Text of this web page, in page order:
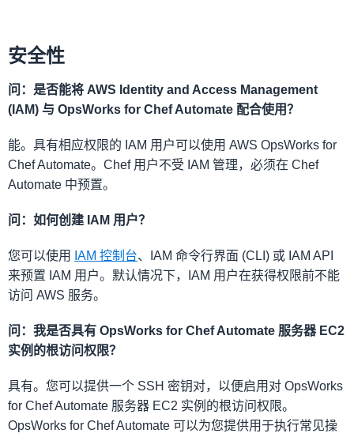
安全性
问：是否能将 AWS Identity and Access Management
(IAM) 与 OpsWorks for Chef Automate 配合使用？
能。具有相应权限的 IAM 用户可以使用 AWS OpsWorks for
Chef Automate。Chef 用户不受 IAM 管理，必须在 Chef
Automate 中预置。
问：如何创建 IAM 用户？
您可以使用 IAM 控制台、IAM 命令行界面 (CLI) 或 IAM API
来预置 IAM 用户。默认情况下，IAM 用户在获得权限前不能
访问 AWS 服务。
问：我是否具有 OpsWorks for Chef Automate 服务器 EC2
实例的根访问权限？
具有。您可以提供一个 SSH 密钥对，以便启用对 OpsWorks
for Chef Automate 服务器 EC2 实例的根访问权限。
OpsWorks for Chef Automate 可以为您提供用于执行常见操